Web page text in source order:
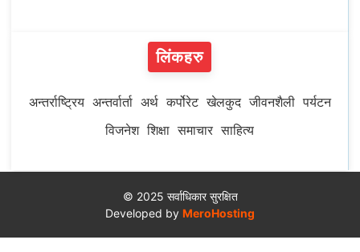
लिंकहरु
अन्तर्राष्ट्रिय अन्तर्वार्ता अर्थ कर्पोरेट खेलकुद जीवनशैली पर्यटन
विजनेश शिक्षा समाचार साहित्य
© 2025 सर्वाधिकार सुरक्षित
Developed by MeroHosting